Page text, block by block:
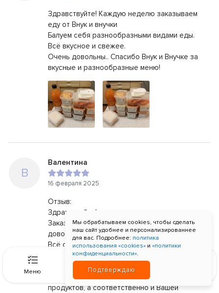
Мы обрабатываем cookies, чтобы сделать
наш сайт удобнее и персонализированнее
для вас. Подробнее: политика
использования «cookies» и «политики
конфиденциальности».
Подтверждаю
Меню Связь Корзина
Здравствуйте! Каждую неделю заказываем
еду от Внук и внучки
Балуем себя разнообразными видами еды.
Всё вкусное и свежее.
Очень довольны.. Спасибо Внук и Внучке за
вкусные и разнообразные меню!
В
Валентина
16 февраля 2025
Отзыв:
Здравствуйте!
Заказываем еду от Внук и внучки 5й год. Очень
довольны.
Всё свежее, вкусное, разнообразное!
Последний заказ № #12_56946. 07.02.25.
Спасибо Вам за Ваш труд!
Огорчает только, что с подорожанием
продуктов, а соответственно и Вашей